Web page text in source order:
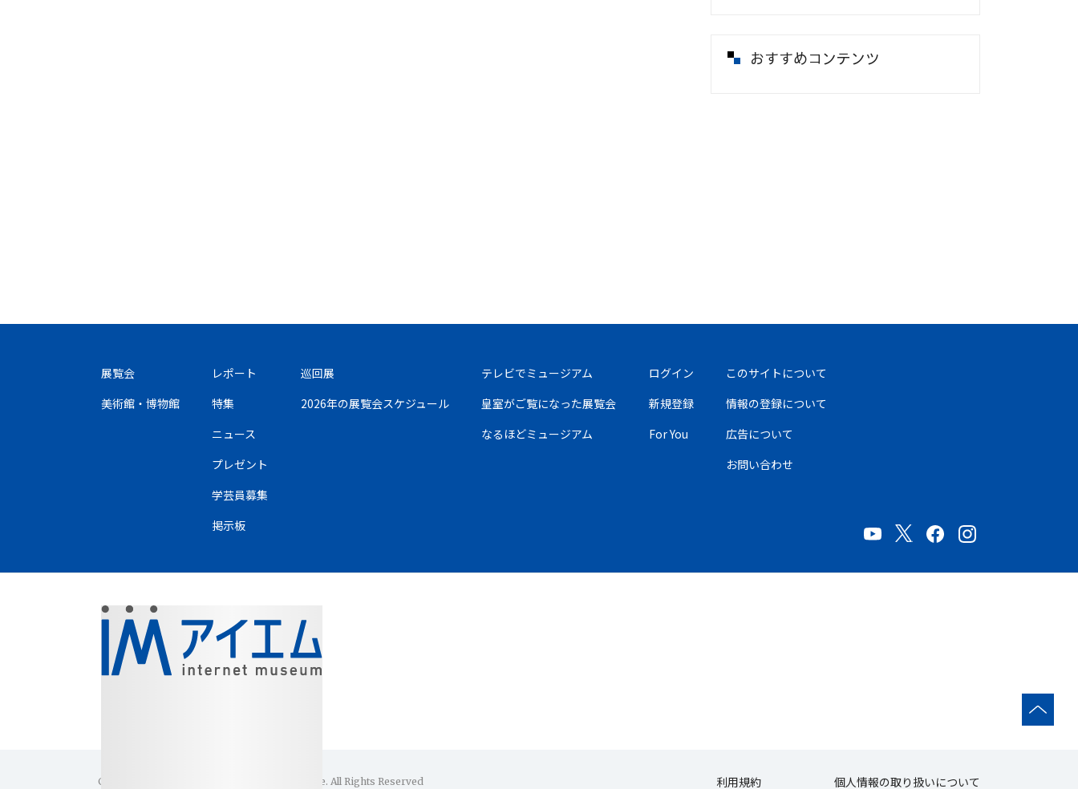
おすすめコンテンツ
展覧会
美術館・博物館
レポート
特集
ニュース
プレゼント
学芸員募集
掲示板
巡回展
2026年の展覧会スケジュール
テレビでミュージアム
皇室がご覧になった展覧会
なるほどミュージアム
ログイン
新規登録
For You
このサイトについて
情報の登録について
広告について
お問い合わせ
Copyright(C)1996-2026 Internet Museum Office. All Rights Reserved 利用規約 個人情報の取り扱いについて